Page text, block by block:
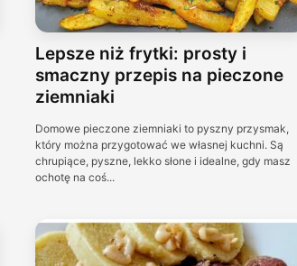
Lepsze niż frytki: prosty i
smaczny przepis na pieczone
ziemniaki
Domowe pieczone ziemniaki to pyszny przysmak,
który można przygotować we własnej kuchni. Są
chrupiące, pyszne, lekko słone i idealne, gdy masz
ochotę na coś...